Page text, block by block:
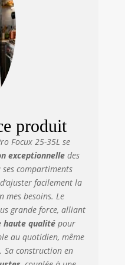
une
durabilité
supérieure, une
résistance à la
déchirure et une
protection contre
les éclaboussures
arrière large à 180°
compartiment
de style
peut être
ou
selon
besoins, avec
manche
ouverte
pour ranger
casques, des
et plus
produit
Focux 25-35L se
exceptionnelledes
compartiments
facilement la
mes besoins. Le
grande force, alliant
haute qualitépour
au quotidien, même
Sa construction en